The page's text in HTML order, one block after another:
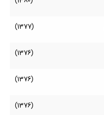
(1377)
(1376)
(1376)
(1376)